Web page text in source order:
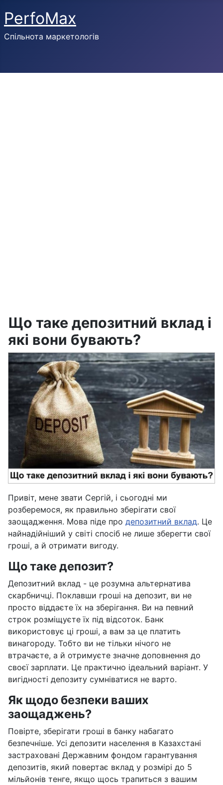
PerfoMax
Спільнота маркетологів
Що таке депозитний вклад і
які вони бувають?
Привіт, мене звати Сергій, і сьогодні ми
розберемося, як правильно зберігати свої
заощадження. Мова піде про депозитний вклад. Це
найнадійніший у світі спосіб не лише зберегти свої
гроші, а й отримати вигоду.
Що таке депозит?
Депозитний вклад - це розумна альтернатива
скарбничці. Поклавши гроші на депозит, ви не
просто віддаєте їх на зберігання. Ви на певний
строк розміщуєте їх під відсоток. Банк
використовує ці гроші, а вам за це платить
винагороду. Тобто ви не тільки нічого не
втрачаєте, а й отримуєте значне доповнення до
своєї зарплати. Це практично ідеальний варіант. У
вигідності депозиту сумніватися не варто.
Як щодо безпеки ваших
заощаджень?
Повірте, зберігати гроші в банку набагато
безпечніше. Усі депозити населення в Казахстані
застраховані Державним фондом гарантування
депозитів, який повертає вклад у розмірі до 5
мільйонів тенге, якщо щось трапиться з вашим